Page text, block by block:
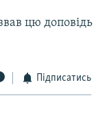
цю доповідь
Підписатись